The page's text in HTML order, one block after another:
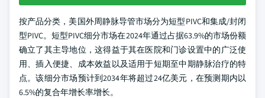
按产品分类，美国外周静脉导管市场分为短型PIVC和集成/封闭
型PIVC。短型PIVC细分市场在2024年通过占据63.9%的市场份额
确立了其主导地位，这得益于其在医院和门诊设置中的广泛使
用、插入便捷、成本效益以及适用于短期至中期静脉治疗的特
点。该细分市场预计到2034年将超过24亿美元，在预测期内以
6.5%的复合年增长率增长。